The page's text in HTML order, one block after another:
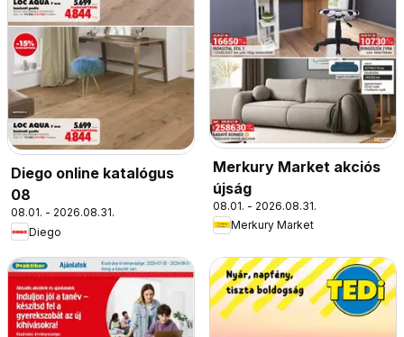
Diego online katalógus
08
08.01. - 2026.08.31.
Diego
Merkury Market akciós
újság
08.01. - 2026.08.31.
Merkury Market